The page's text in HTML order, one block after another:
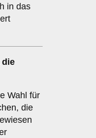
in das
die
Wahl für
die